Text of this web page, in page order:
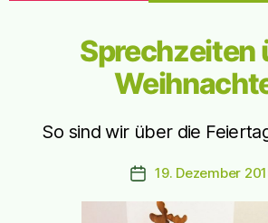
Sprechzeiten
So sind wir über die
Beitragsdatum
19. Dezember